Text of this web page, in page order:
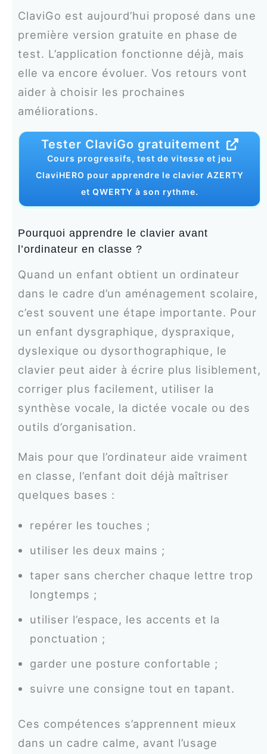
ClaviGo est aujourd’hui proposé dans une
première version gratuite en phase de
test. L’application fonctionne déjà, mais
elle va encore évoluer. Vos retours vont
aider à choisir les prochaines
améliorations.
Tester ClaviGo gratuitement
Cours progressifs, test de vitesse et jeu
ClaviHERO pour apprendre le clavier AZERTY
et QWERTY à son rythme.
Pourquoi apprendre le clavier avant
l’ordinateur en classe ?
Quand un enfant obtient un ordinateur
dans le cadre d’un aménagement scolaire,
c’est souvent une étape importante. Pour
un enfant dysgraphique, dyspraxique,
dyslexique ou dysorthographique, le
clavier peut aider à écrire plus lisiblement,
corriger plus facilement, utiliser la
synthèse vocale, la dictée vocale ou des
outils d’organisation.
Mais pour que l’ordinateur aide vraiment
en classe, l’enfant doit déjà maîtriser
quelques bases :
repérer les touches ;
utiliser les deux mains ;
taper sans chercher chaque lettre trop
longtemps ;
utiliser l’espace, les accents et la
ponctuation ;
garder une posture confortable ;
suivre une consigne tout en tapant.
Ces compétences s’apprennent mieux
dans un cadre calme, avant l’usage